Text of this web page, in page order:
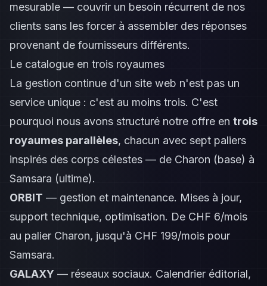
mesurable — couvrir un besoin récurrent de nos
clients sans les forcer à assembler des réponses
provenant de fournisseurs différents.
Le catalogue en trois royaumes
La gestion continue d'un site web n'est pas un
service unique : c'est au moins trois. C'est
pourquoi nous avons structuré notre offre en trois
royaumes parallèles, chacun avec sept paliers
inspirés des corps célestes — de Charon (base) à
Samsara (ultime).
ORBIT — gestion et maintenance. Mises à jour,
support technique, optimisation. De CHF 6/mois
au palier Charon, jusqu'à CHF 199/mois pour
Samsara.
GALAXY — réseaux sociaux. Calendrier éditorial,